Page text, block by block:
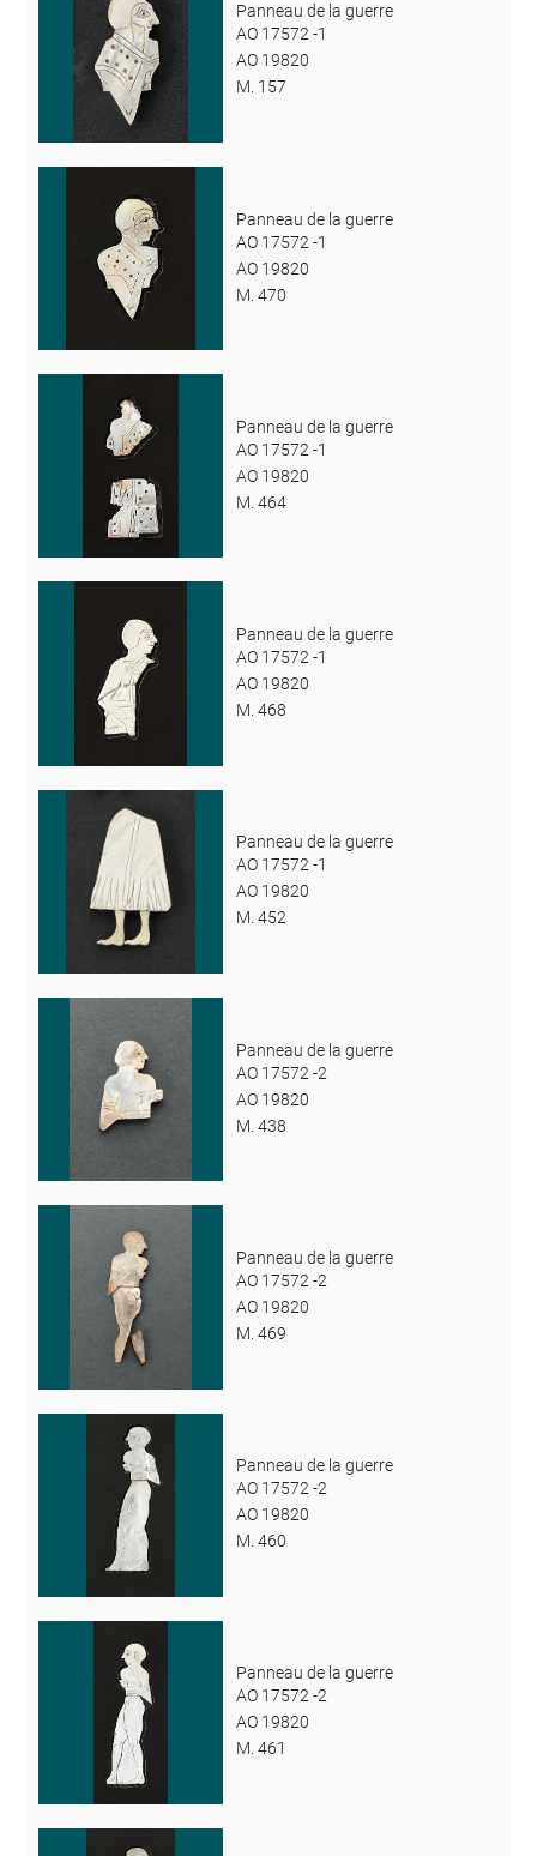
Panneau de la guerre
AO 17572 -1
AO 19820
M. 157
Panneau de la guerre
AO 17572 -1
AO 19820
M. 470
Panneau de la guerre
AO 17572 -1
AO 19820
M. 464
Panneau de la guerre
AO 17572 -1
AO 19820
M. 468
Panneau de la guerre
AO 17572 -1
AO 19820
M. 452
Panneau de la guerre
AO 17572 -2
AO 19820
M. 438
Panneau de la guerre
AO 17572 -2
AO 19820
M. 469
Panneau de la guerre
AO 17572 -2
AO 19820
M. 460
Panneau de la guerre
AO 17572 -2
AO 19820
M. 461